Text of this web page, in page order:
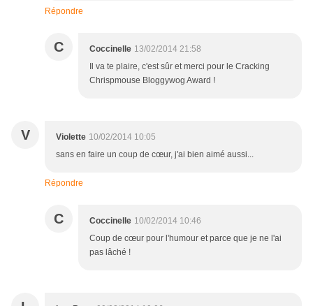
Répondre
C Coccinelle 13/02/2014 21:58
Il va te plaire, c'est sûr et merci pour le Cracking
Chrispmouse Bloggywog Award !
V Violette 10/02/2014 10:05
sans en faire un coup de cœur, j'ai bien aimé aussi...
Répondre
C Coccinelle 10/02/2014 10:46
Coup de cœur pour l'humour et parce que je ne l'ai
pas lâché !